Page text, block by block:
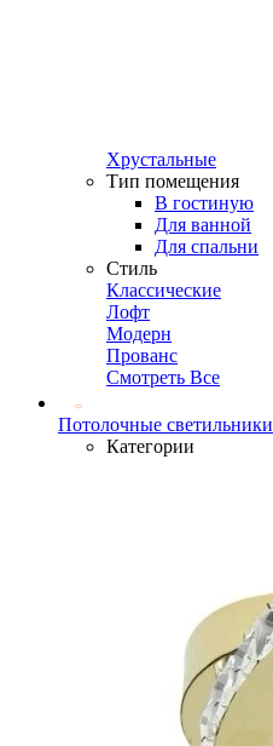
Хрустальные
Тип помещения
В гостиную
Для ванной
Для спальни
Стиль
Классические
Лофт
Модерн
Прованс
Смотреть Все
Потолочные светильники
Категории